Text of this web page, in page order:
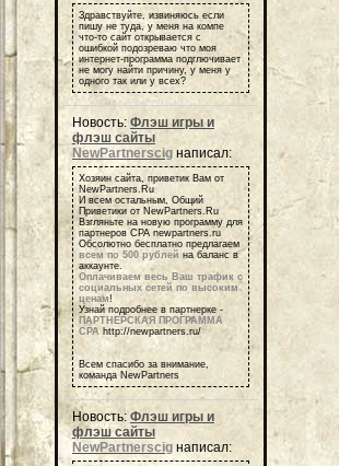
Здравствуйте, извиняюсь если
пишу не туда, у меня на компе
что-то сайт открывается с
ошибкой подозреваю что моя
интернет-программа подглючивает
не могу найти причину, у меня у
одного так или у всех?
Новость: Флэш игры и
флэш сайты
NewPartnerscig написал:
Хозяин сайта, приветик Вам от
NewPartners.Ru
И всем остальным, Общий
Приветики от NewPartners.Ru
Взгляньте на новую программу для
партнеров СРА newpartners.ru
Обсолютно бесплатно предлагаем
всем по 500 рублей на баланс в
аккаунте.
Оплачиваем весь Ваш трафик с
социальных сетей по высоким
ценам!
Узнай подробнее в партнерке -
ПАРТНЕРСКАЯ ПРОГРАММА
СРА http://newpartners.ru/
Всем спасибо за внимание,
команда NewPartners
Новость: Флэш игры и
флэш сайты
NewPartnerscig написал: